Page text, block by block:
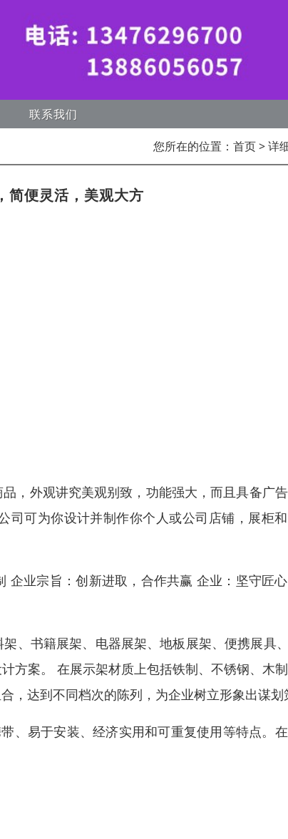
联系我们
您所在的位置： 首页> 详
简便灵活，美观大方
，外观讲究美观别致，功能强大，而且具备广
司可为你设计并制作你个人或公司店铺，展柜
企业宗旨：创新进取，合作共赢 企业：坚守匠
、书籍展架、电器展架、地板展架、便携展具
方案。 在展示架材质上包括铁制、不锈钢、木
，达到不同档次的陈列，为企业树立形象出谋划
、易于安装、经济实用和可重复使用等特点。